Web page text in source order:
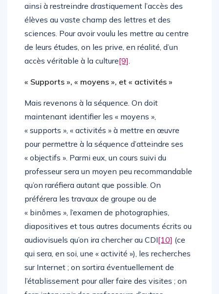
ainsi à restreindre drastiquement l’accès des
élèves au vaste champ des lettres et des
sciences. Pour avoir voulu les mettre au centre
de leurs études, on les prive, en réalité, d’un
accès véritable à la culture[9]
« Supports », « moyens », et « activités »
Mais revenons à la séquence. On doit
maintenant identifier les « moyens »,
« supports », « activités » à mettre en œuvre
pour permettre à la séquence d’atteindre ses
« objectifs ». Parmi eux, un cours suivi du
professeur sera un moyen peu recommandable
qu’on raréfiera autant que possible. On
préférera les travaux de groupe ou de
« binômes », l’examen de photographies,
diapositives et tous autres documents écrits ou
audiovisuels qu’on ira chercher au CDI[10] (ce
qui sera, en soi, une « activité »), les recherches
sur Internet ; on sortira éventuellement de
l’établissement pour aller faire des visites ; on